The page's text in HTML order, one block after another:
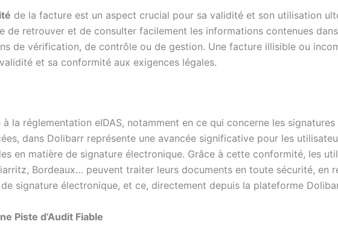
de la facture est un aspect crucial pour sa validité et son utilisation
de retrouver et de consulter facilement les informations contenues
de vérification, de contrôle ou de gestion. Une facture illisible ou
et sa conformité aux exigences légales.
la réglementation eIDAS, notamment en ce qui concerne les signatures
dans Dolibarr représente une avancée significative pour les
en matière de signature électronique. Grâce à cette conformité, les
Bordeaux… peuvent traiter leurs documents en toute sécurité, en
signature électronique, et ce, directement depuis la plateforme
Piste d’Audit Fiable